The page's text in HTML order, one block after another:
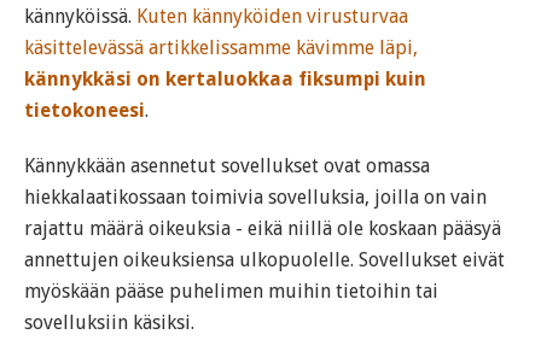
kännyköissä. Kuten kännyköiden virusturvaa
käsittelevässä artikkelissamme kävimme läpi,
kännykkäsi on kertaluokkaa fiksumpi kuin
tietokoneesi.
Kännykkään asennetut sovellukset ovat omassa
hiekkalaatikossaan toimivia sovelluksia, joilla on vain
rajattu määrä oikeuksia - eikä niillä ole koskaan pääsyä
annettujen oikeuksiensa ulkopuolelle. Sovellukset eivät
myöskään pääse puhelimen muihin tietoihin tai
sovelluksiin käsiksi.